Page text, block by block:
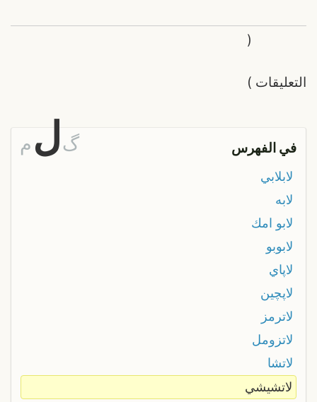
التعليقات
(
)
في الفهرس گل م
لابلابي
لابه
لابو امك
لابوبو
لاپاي
لاپچين
لاترمز
لاتزومل
لاتشا
لاتشيشي